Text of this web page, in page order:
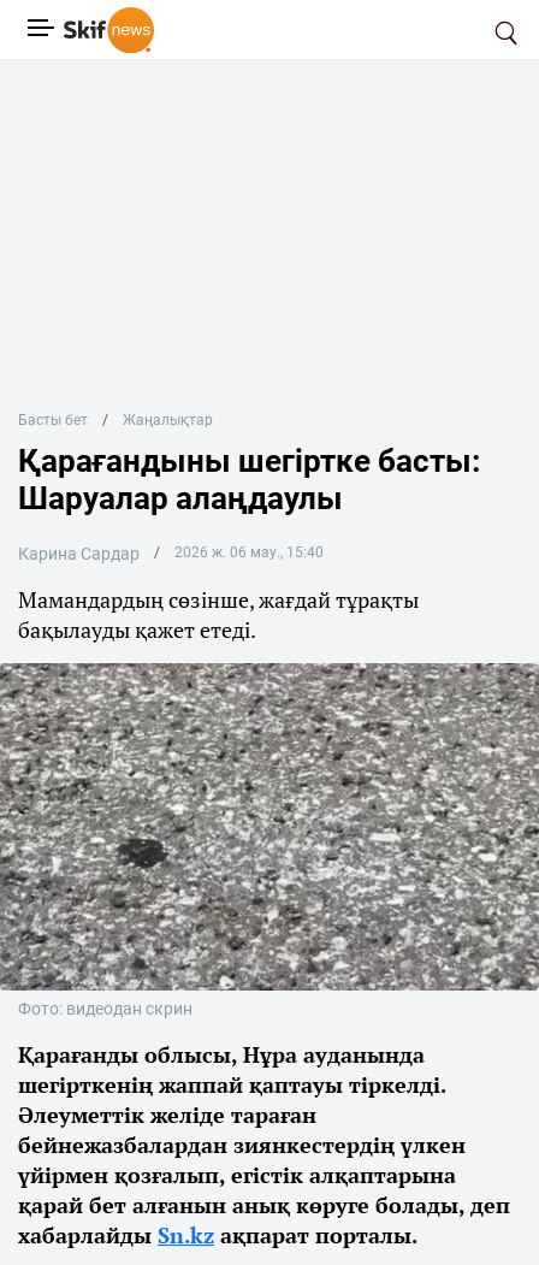
Басты бет Жаңалықтар
Қарағандыны шегіртке басты:
Шаруалар алаңдаулы
Карина Сардар 2026 ж. 06 мау., 15:40
Мамандардың сөзінше, жағдай тұрақты
бақылауды қажет етеді.
Фото: видеодан скрин
Қарағанды облысы, Нұра ауданында
шегірткенің жаппай қаптауы тіркелді.
Әлеуметтік желіде тараған
бейнежазбалардан зиянкестердің үлкен
үйірмен қозғалып, егістік алқаптарына
қарай бет алғанын анық көруге болады, деп
хабарлайды Sn.kz ақпарат порталы.